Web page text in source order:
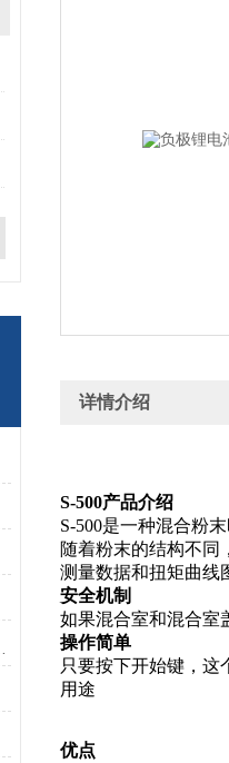
详情介绍
S-500产品介绍
S-500是一种混合粉
随着粉末的结构不同
测量数据和扭矩曲线
安全机制
如果混合室和混合室
操作简单
只要按下开始键，这
用途
优点